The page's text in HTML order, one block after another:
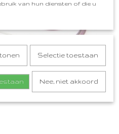
van hun diensten of die u
Selectie toestaan
Nee, niet akkoord